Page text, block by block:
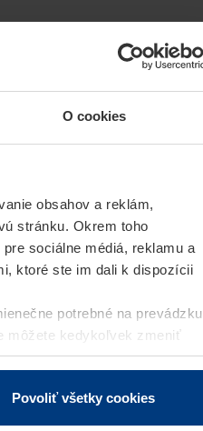
O cookies
obsahov a reklám,
stránku. Okrem toho
sociálne médiá, reklamu a
ktoré ste im dali k dispozícii
potrebné na prevádzku
môžete kedykoľvek zmeniť
webovej stránky.
Povoliť všetky cookies